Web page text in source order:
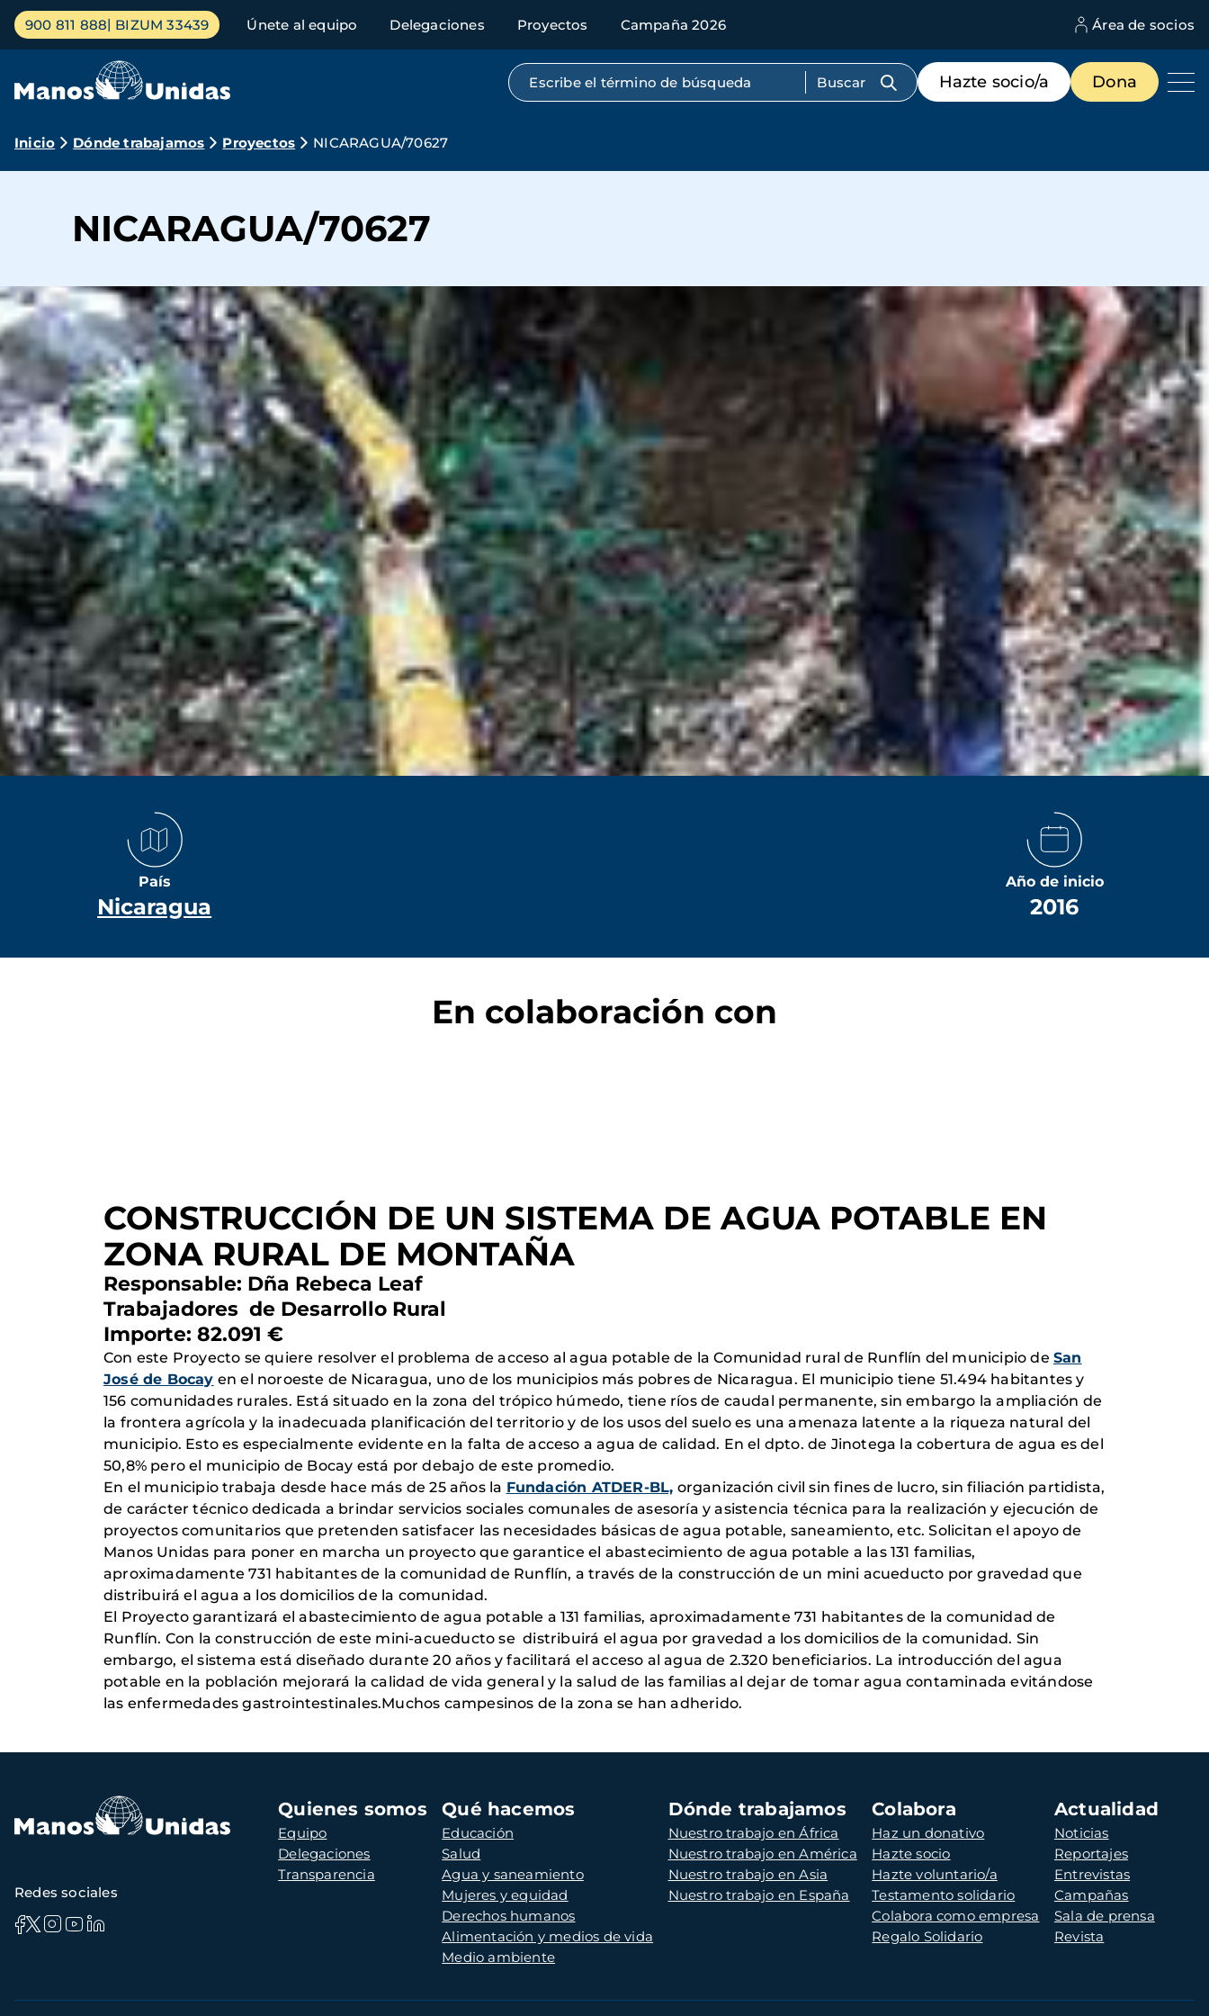
Pasar
contenido
Menú
principal
900 811 888 BIZUM 33439 Únete al equipo Delegaciones Proyectos Campaña 2026 Área de socios
Búsqueda por texto completo
Menú
de
destacados
Hazte socio/a Dona
Ruta
navegación
Inicio Dónde trabajamos Proyectos NICARAGUA/70627
NICARAGUA/70627
País
Nicaragua
Año de inicio
2016
En colaboración con
CONSTRUCCIÓN DE UN SISTEMA DE AGUA POTABLE EN
ZONA RURAL DE MONTAÑA
Responsable: Dña Rebeca Leaf
Trabajadores de Desarrollo Rural
Importe: 82.091 €
Con este Proyecto se quiere resolver el problema de acceso al agua potable de la Comunidad rural de Runflín del municipio de San
José de Bocay en el noroeste de Nicaragua, uno de los municipios más pobres de Nicaragua. El municipio tiene 51.494 habitantes y
156 comunidades rurales. Está situado en la zona del trópico húmedo, tiene ríos de caudal permanente, sin embargo la ampliación de
la frontera agrícola y la inadecuada planificación del territorio y de los usos del suelo es una amenaza latente a la riqueza natural del
municipio. Esto es especialmente evidente en la falta de acceso a agua de calidad. En el dpto. de Jinotega la cobertura de agua es del
50,8% pero el municipio de Bocay está por debajo de este promedio.
En el municipio trabaja desde hace más de 25 años la Fundación ATDER-BL, organización civil sin fines de lucro, sin filiación partidista,
de carácter técnico dedicada a brindar servicios sociales comunales de asesoría y asistencia técnica para la realización y ejecución de
proyectos comunitarios que pretenden satisfacer las necesidades básicas de agua potable, saneamiento, etc. Solicitan el apoyo de
Manos Unidas para poner en marcha un proyecto que garantice el abastecimiento de agua potable a las 131 familias,
aproximadamente 731 habitantes de la comunidad de Runflín, a través de la construcción de un mini acueducto por gravedad que
distribuirá el agua a los domicilios de la comunidad.
El Proyecto garantizará el abastecimiento de agua potable a 131 familias, aproximadamente 731 habitantes de la comunidad de
Runflín. Con la construcción de este mini-acueducto se distribuirá el agua por gravedad a los domicilios de la comunidad. Sin
embargo, el sistema está diseñado durante 20 años y facilitará el acceso al agua de 2.320 beneficiarios. La introducción del agua
potable en la población mejorará la calidad de vida general y la salud de las familias al dejar de tomar agua contaminada evitándose
las enfermedades gastrointestinales.Muchos campesinos de la zona se han adherido.
Navegación
principal
Quienes somos
Equipo
Delegaciones
Transparencia
Qué hacemos
Educación
Salud
Agua y saneamiento
Mujeres y equidad
Derechos humanos
Alimentación y medios de vida
Medio ambiente
Dónde trabajamos
Nuestro trabajo en África
Nuestro trabajo en América
Nuestro trabajo en Asia
Nuestro trabajo en España
Colabora
Haz un donativo
Hazte socio
Hazte voluntario/a
Testamento solidario
Colabora como empresa
Regalo Solidario
Actualidad
Noticias
Reportajes
Entrevistas
Campañas
Sala de prensa
Revista
Redes sociales